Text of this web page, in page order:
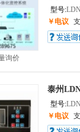
询价
型号:
￥电议
泰州
型号:
￥电议